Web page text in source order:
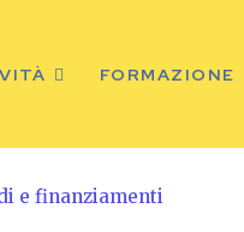
FORMAZIONE
e finanziamenti